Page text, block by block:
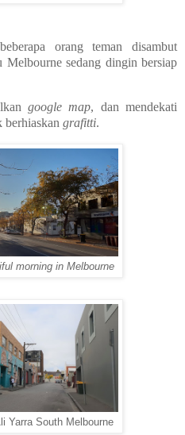
orang teman disambut
Melbourne sedang dingin bersiap
google map, dan mendekati
berhiaskan grafitti.
morning in Melbourne
Yarra South Melbourne